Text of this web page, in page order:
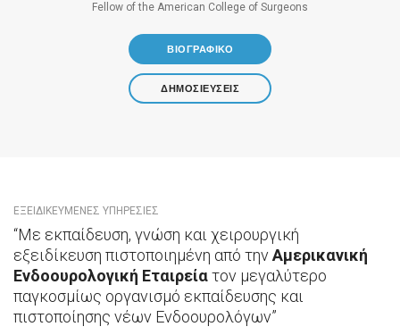
Fellow of the American College of Surgeons
ΒΙΟΓΡΑΦΙΚΟ
ΔΗΜΟΣΙΕΥΣΕΙΣ
ΕΞΕΙΔΙΚΕΥΜΕΝΕΣ ΥΠΗΡΕΣΙΕΣ
“Με εκπαίδευση, γνώση και χειρουργική
εξειδίκευση πιστοποιημένη από τηνΑμερικανική
Ενδοουρολογική Εταιρείατον μεγαλύτερο
παγκοσμίως οργανισμό εκπαίδευσης και
πιστοποίησης νέων Ενδοουρολόγων”